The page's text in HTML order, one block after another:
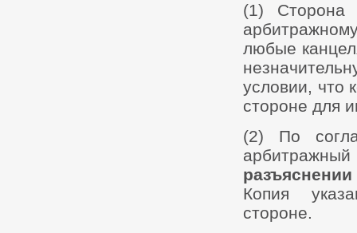
(1) Сторона
любые
условии, что
стороне для
(2) По
разъяснении
Копия
стороне.